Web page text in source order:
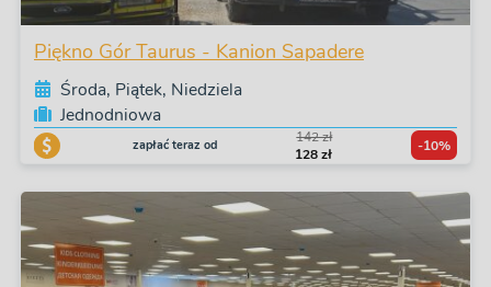
Piękno Gór Taurus - Kanion Sapadere
Środa, Piątek, Niedziela
Jednodniowa
zapłać teraz od
142 zł
128 zł
-10%